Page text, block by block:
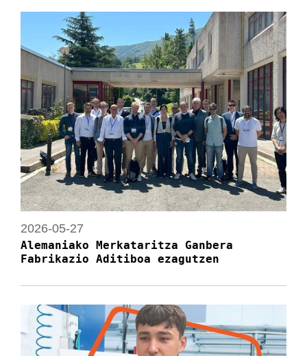
2026-05-27
Alemaniako Merkataritza Ganbera
Fabrikazio Aditiboa ezagutzen